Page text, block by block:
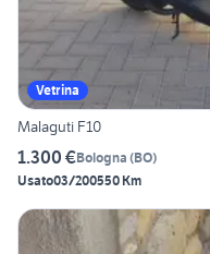
Vetrina
Malaguti F10
1.300 €Bologna (BO)
Usato03/200550 Km